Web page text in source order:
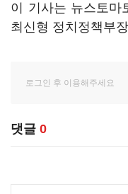
이 기사는 뉴스토마
최신형 정치정책부
댓글 0